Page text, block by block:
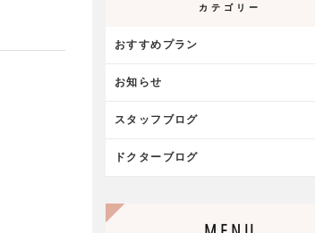
カテゴリー
おすすめプラン
お知らせ
スタッフブログ
ドクターブログ